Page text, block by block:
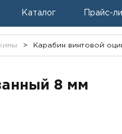
Каталог Прайс-
> Карабин винтовой
8 мм